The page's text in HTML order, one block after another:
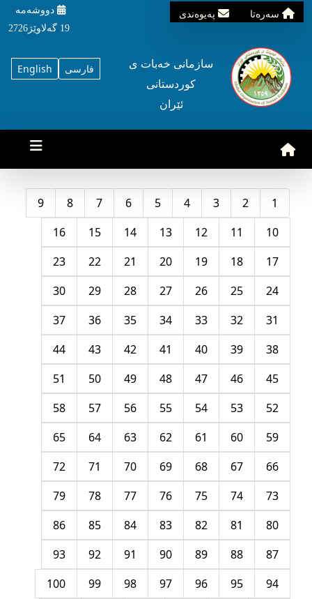
سه‌ره‌تا په‌یوه‌ندی
دووشه‌مه‌‌
19 گه‌لاوێژ2726
English فارسی
سازمانی خه‌بات ی
کوردستانی
ئێران
1
2
3
4
5
6
7
8
9
10
11
12
13
14
15
16
17
18
19
20
21
22
23
24
25
26
27
28
29
30
31
32
33
34
35
36
37
38
39
40
41
42
43
44
45
46
47
48
49
50
51
52
53
54
55
56
57
58
59
60
61
62
63
64
65
66
67
68
69
70
71
72
73
74
75
76
77
78
79
80
81
82
83
84
85
86
87
88
89
90
91
92
93
94
95
96
97
98
99
100